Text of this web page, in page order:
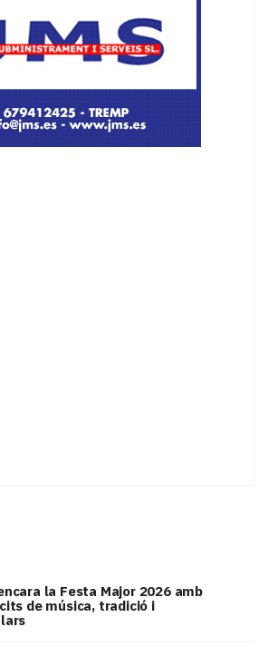
la Festa Major 2026 amb
de música, tradició i